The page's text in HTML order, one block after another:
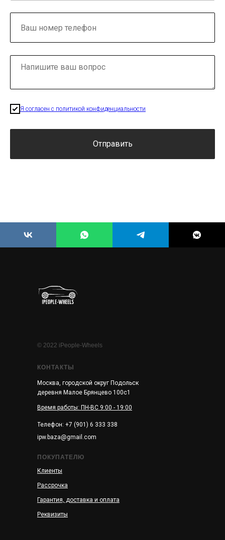
Я согласен с политикой конфиденциальности
Отправить
КОНТАКТЫ
Москва, городской округ Подольск
деревня Малое Брянцево 100с1
ipw.baza@gmail.com
Гарантия, доставка и оплата
Рассрочка
Клиенты
Реквизиты
ПОКУПАТЕЛЮ
© 2022 iPeople-Wheels
Телефон: +7 (901) 6 333 338
Время работы: ПН-ВС 9:00 - 19:00